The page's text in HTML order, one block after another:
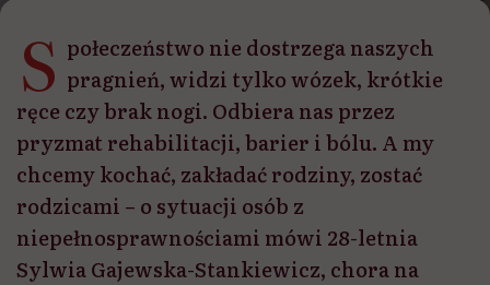
S połeczeństwo nie dostrzega naszych
pragnień, widzi tylko wózek, krótkie
ręce czy brak nogi. Odbiera nas przez
pryzmat rehabilitacji, barier i bólu. A my
chcemy kochać, zakładać rodziny, zostać
rodzicami – o sytuacji osób z
niepełnosprawnościami mówi 28-letnia
Sylwia Gajewska-Stankiewicz, chora na